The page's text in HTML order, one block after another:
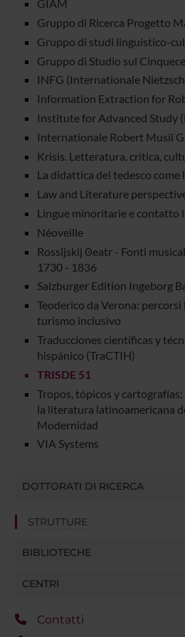
GIAM
Gruppo di Ricerca Progetto
Gruppo di studi linguistico-
Gruppo di Studio sul
INFG (Internationale
Information Extraction for
Institute for Advanced Study
Internationale Robert Musil
Krisis. Letteratura, critica,
La didattica del tedesco come
Law and Literature
Lingue minoritarie e contatto
Néoveille
Rossijskij Θeatr - Fonti
1730 - 1836
Salzburger Edition Ingeborg
Teoderico da Verona:
turismo inclusivo
Traducciones científicas y
hispánico (TraCTIH)
TRISDE 51
Tropos, tópicos y
la literatura latinoamericana
Modernidad
VIA Systems
DOTTORATI DI RICERCA
STRUTTURE
BIBLIOTECHE
CENTRI
Contatti